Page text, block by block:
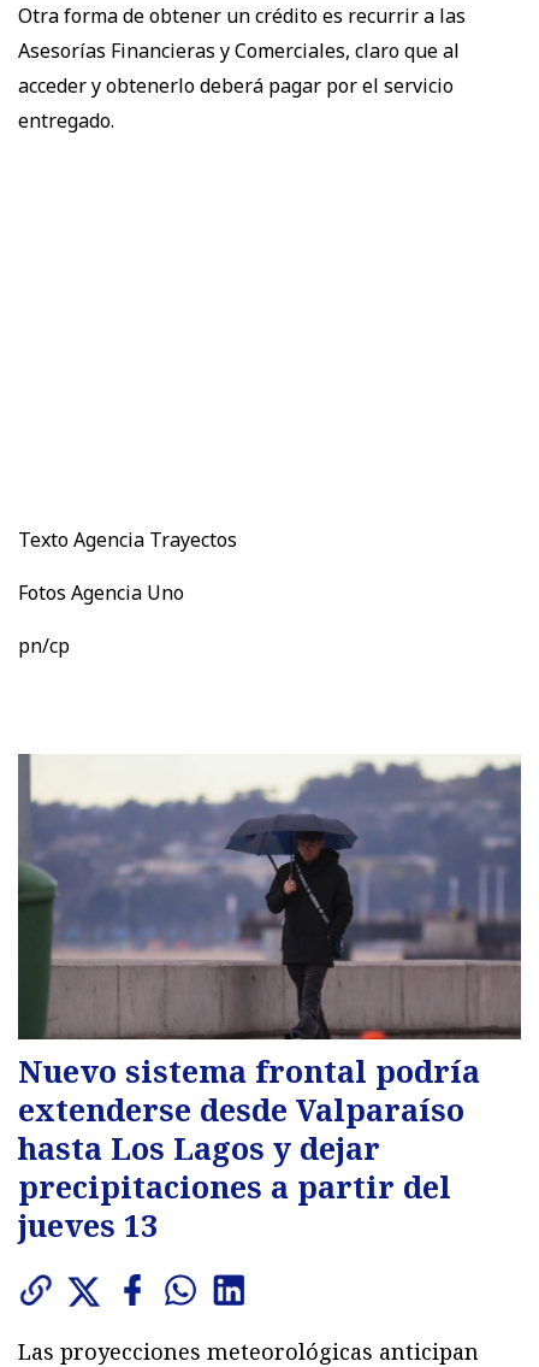
Otra forma de obtener un crédito es recurrir a las
Asesorías Financieras y Comerciales, claro que al
acceder y obtenerlo deberá pagar por el servicio
entregado.
Texto Agencia Trayectos
Fotos Agencia Uno
pn/cp
Nuevo sistema frontal podría
extenderse desde Valparaíso
hasta Los Lagos y dejar
precipitaciones a partir del
jueves 13
Las proyecciones meteorológicas anticipan